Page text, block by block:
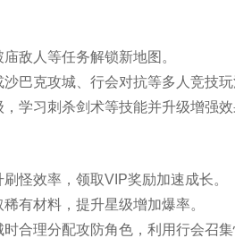
敌人等任务解锁新地图。
巴克攻城、行会对抗等多人竞技玩
学习刺杀剑术等技能并升级增强效
怪效率，领取VIP奖励加速成长。
有材料，提升星级增加爆率。
合理分配攻防角色，利用行会召集